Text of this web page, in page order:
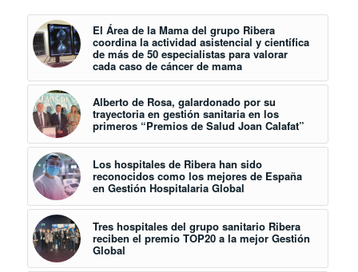
El Área de la Mama del grupo Ribera
coordina la actividad asistencial y científica
de más de 50 especialistas para valorar
cada caso de cáncer de mama
Alberto de Rosa, galardonado por su
trayectoria en gestión sanitaria en los
primeros “Premios de Salud Joan Calafat”
Los hospitales de Ribera han sido
reconocidos como los mejores de España
en Gestión Hospitalaria Global
Tres hospitales del grupo sanitario Ribera
reciben el premio TOP20 a la mejor Gestión
Global